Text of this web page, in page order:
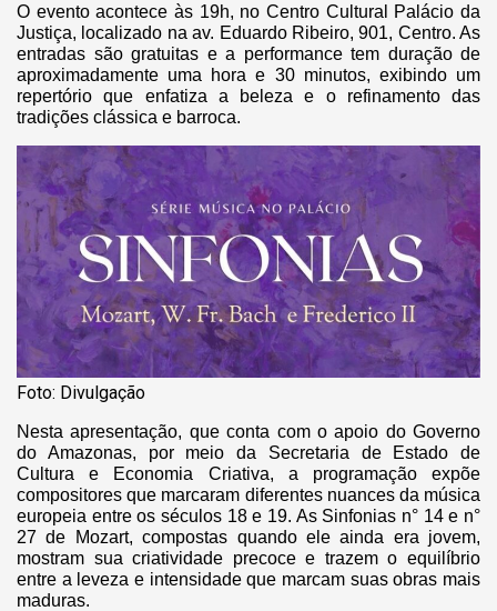
O evento acontece às 19h, no Centro Cultural Palácio da
Justiça, localizado na av. Eduardo Ribeiro, 901, Centro. As
entradas são gratuitas e a performance tem duração de
aproximadamente uma hora e 30 minutos, exibindo um
repertório que enfatiza a beleza e o refinamento das
tradições clássica e barroca.
Foto: Divulgação
Nesta apresentação, que conta com o apoio do Governo
do Amazonas, por meio da Secretaria de Estado de
Cultura e Economia Criativa, a programação expõe
compositores que marcaram diferentes nuances da música
europeia entre os séculos 18 e 19. As Sinfonias n° 14 e n°
27 de Mozart, compostas quando ele ainda era jovem,
mostram sua criatividade precoce e trazem o equilíbrio
entre a leveza e intensidade que marcam suas obras mais
maduras.